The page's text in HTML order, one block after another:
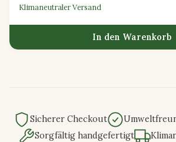
Klimaneutraler Versand
In den Warenkorb
Sicherer Checkout
Sorgfältig handgefertigt